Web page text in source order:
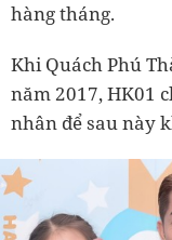
hàng tháng.
Khi Quách Phú
năm 2017, HK01
nhân để sau này